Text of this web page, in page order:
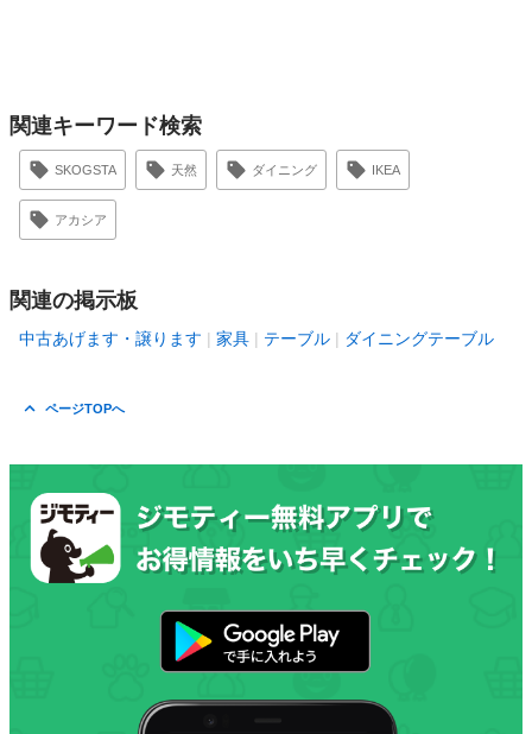
関連キーワード検索
SKOGSTA 天然 ダイニング IKEA
アカシア
関連の掲示板
中古あげます・譲ります 家具 テーブル ダイニングテーブル
ページTOPへ